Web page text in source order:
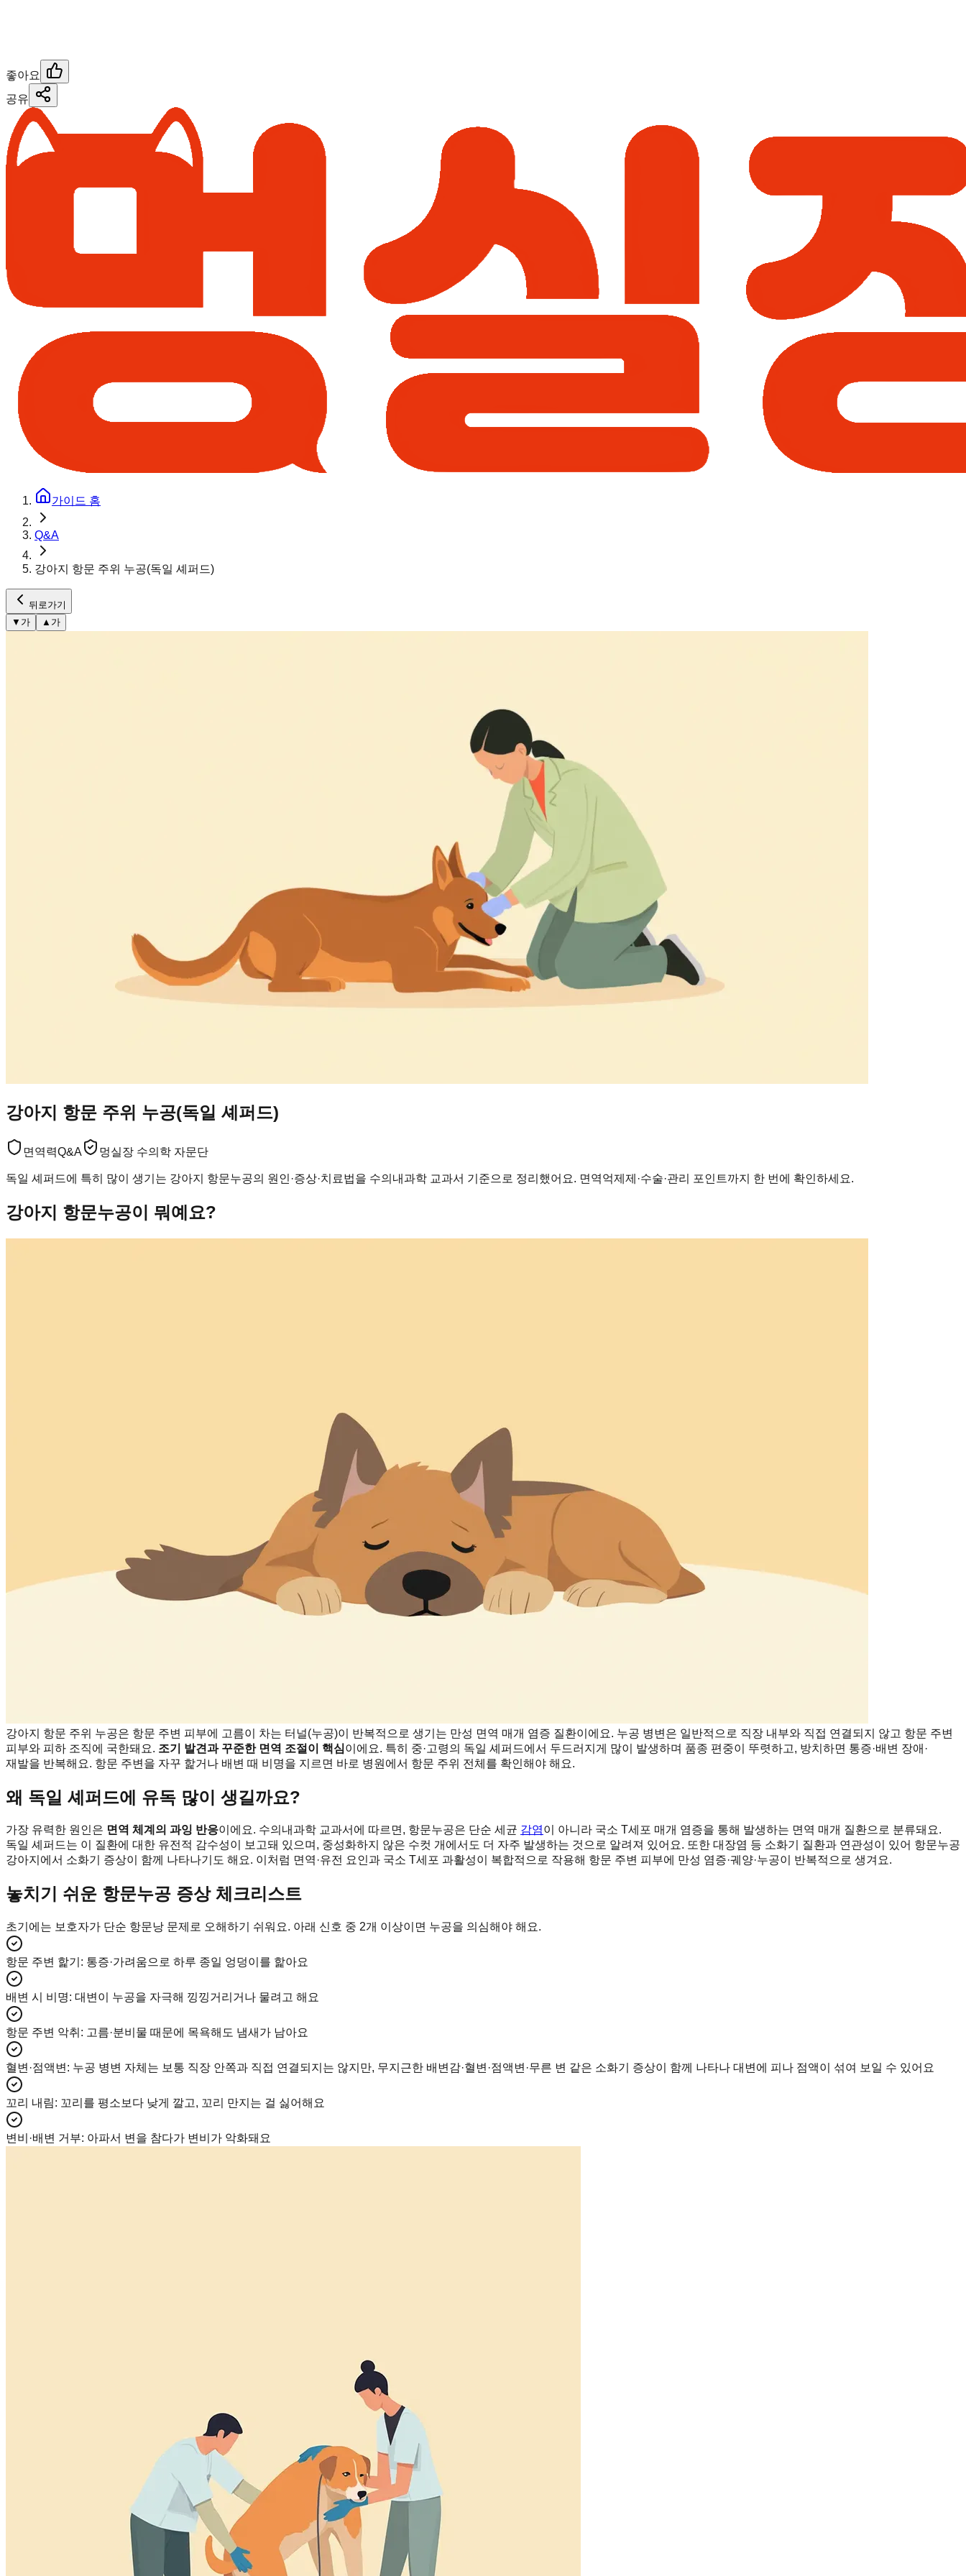
좋아요
공유
가이드 홈
Q&A
강아지 항문 주위 누공(독일 셰퍼드)
뒤로가기
▼ 가 ▲ 가
강아지 항문 주위 누공(독일 셰퍼드)
면역력Q&A 멍실장 수의학 자문단
독일 셰퍼드에 특히 많이 생기는 강아지 항문누공의 원인·증상·치료법을 수의내과학 교과서 기준으로 정리했어요. 면역억제제·수술·관리 포인트까지 한 번에 확인하세요.
강아지 항문누공이 뭐예요?
강아지 항문 주위 누공은 항문 주변 피부에 고름이 차는 터널(누공)이 반복적으로 생기는 만성 면역 매개 염증 질환이에요. 누공 병변은 일반적으로 직장 내부와 직접 연결되지 않고 항문 주변
피부와 피하 조직에 국한돼요. 조기 발견과 꾸준한 면역 조절이 핵심이에요. 특히 중·고령의 독일 셰퍼드에서 두드러지게 많이 발생하며 품종 편중이 뚜렷하고, 방치하면 통증·배변 장애·
재발을 반복해요. 항문 주변을 자꾸 핥거나 배변 때 비명을 지르면 바로 병원에서 항문 주위 전체를 확인해야 해요.
왜 독일 셰퍼드에 유독 많이 생길까요?
가장 유력한 원인은 면역 체계의 과잉 반응이에요. 수의내과학 교과서에 따르면, 항문누공은 단순 세균 감염이 아니라 국소 T세포 매개 염증을 통해 발생하는 면역 매개 질환으로 분류돼요.
독일 셰퍼드는 이 질환에 대한 유전적 감수성이 보고돼 있으며, 중성화하지 않은 수컷 개에서도 더 자주 발생하는 것으로 알려져 있어요. 또한 대장염 등 소화기 질환과 연관성이 있어 항문누공
강아지에서 소화기 증상이 함께 나타나기도 해요. 이처럼 면역·유전 요인과 국소 T세포 과활성이 복합적으로 작용해 항문 주변 피부에 만성 염증·궤양·누공이 반복적으로 생겨요.
놓치기 쉬운 항문누공 증상 체크리스트
초기에는 보호자가 단순 항문낭 문제로 오해하기 쉬워요. 아래 신호 중 2개 이상이면 누공을 의심해야 해요.
항문 주변 핥기 : 통증·가려움으로 하루 종일 엉덩이를 핥아요
배변 시 비명: 대변이 누공을 자극해 낑낑거리거나 물려고 해요
항문 주변 악취 : 고름·분비물 때문에 목욕해도 냄새가 남아요
혈변·점액변 : 누공 병변 자체는 보통 직장 안쪽과 직접 연결되지는 않지만, 무지근한 배변감·혈변·점액변·무른 변 같은 소화기 증상이 함께 나타나 대변에 피나 점액이 섞여 보일 수 있어요
꼬리 내림: 꼬리를 평소보다 낮게 깔고, 꼬리 만지는 걸 싫어해요
변비·배변 거부: 아파서 변을 참다가 변비가 악화돼요